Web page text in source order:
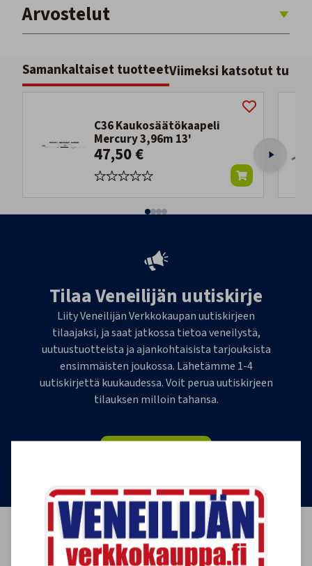
Arvostelut
Samankaltaiset tuotteetViimeksi katsotut
C36 Kaukosäätökaapeli
Mercury 3,96m 13'
47,50 €
Tilaa Veneilijän uutiskirje
Liity Veneilijän Verkkokaupan uutiskirjeen
tilaajaksi, ja saat jatkossa tietoa veneilystä,
uutuustuotteista ja ajankohtaisista tarjouksista
ensimmäisten joukossa. Lähetämme 1-4
uutiskirjettä kuukaudessa. Voit perua uutiskirjeen
tilauksen milloin tahansa.